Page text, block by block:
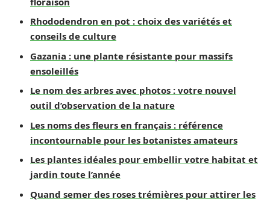
Rhododendron en pot : choix des variétés et
conseils de culture
Gazania : une plante résistante pour massifs
ensoleillés
Le nom des arbres avec photos : votre nouvel
outil d’observation de la nature
Les noms des fleurs en français : référence
incontournable pour les botanistes amateurs
Les plantes idéales pour embellir votre habitat et
jardin toute l’année
Quand semer des roses trémières pour attirer les